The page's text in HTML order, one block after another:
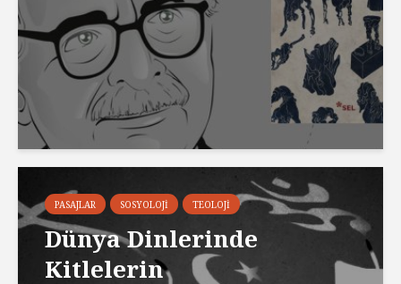
PASAJLAR SOSYOLOJI TEOLOJI
Dünya Dinlerinde
Kitlelerin